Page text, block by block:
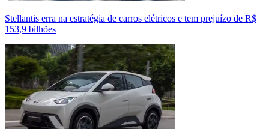
Stellantis erra na estratégia de carros elétricos e tem prejuízo de R$
153,9 bilhões